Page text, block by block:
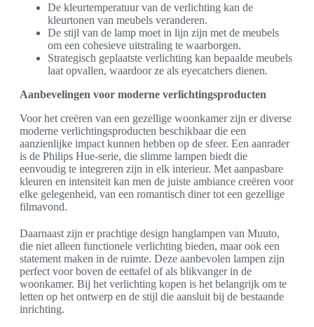
De kleurtemperatuur van de verlichting kan de
kleurtonen van meubels veranderen.
De stijl van de lamp moet in lijn zijn met de meubels
om een cohesieve uitstraling te waarborgen.
Strategisch geplaatste verlichting kan bepaalde meubels
laat opvallen, waardoor ze als eyecatchers dienen.
Aanbevelingen voor moderne verlichtingsproducten
Voor het creëren van een gezellige woonkamer zijn er diverse
moderne verlichtingsproducten beschikbaar die een
aanzienlijke impact kunnen hebben op de sfeer. Een aanrader
is de Philips Hue-serie, die slimme lampen biedt die
eenvoudig te integreren zijn in elk interieur. Met aanpasbare
kleuren en intensiteit kan men de juiste ambiance creëren voor
elke gelegenheid, van een romantisch diner tot een gezellige
filmavond.
Daarnaast zijn er prachtige design hanglampen van Muuto,
die niet alleen functionele verlichting bieden, maar ook een
statement maken in de ruimte. Deze aanbevolen lampen zijn
perfect voor boven de eettafel of als blikvanger in de
woonkamer. Bij het verlichting kopen is het belangrijk om te
letten op het ontwerp en de stijl die aansluit bij de bestaande
inrichting.